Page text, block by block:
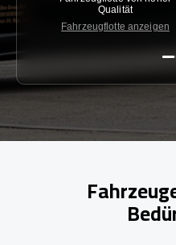
Qualität
Fahrzeugflotte anzeigen